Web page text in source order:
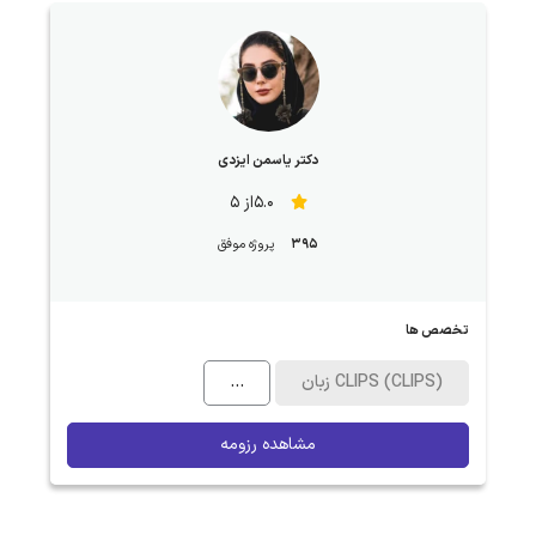
دکتر یاسمن ایزدی
5.0از 5
395 پروژه موفق
تخصص ها
زبان CLIPS (CLIPS) ...
مشاهده رزومه